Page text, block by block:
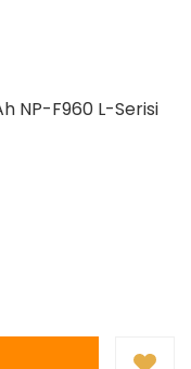
NP-F960 L-Serisi